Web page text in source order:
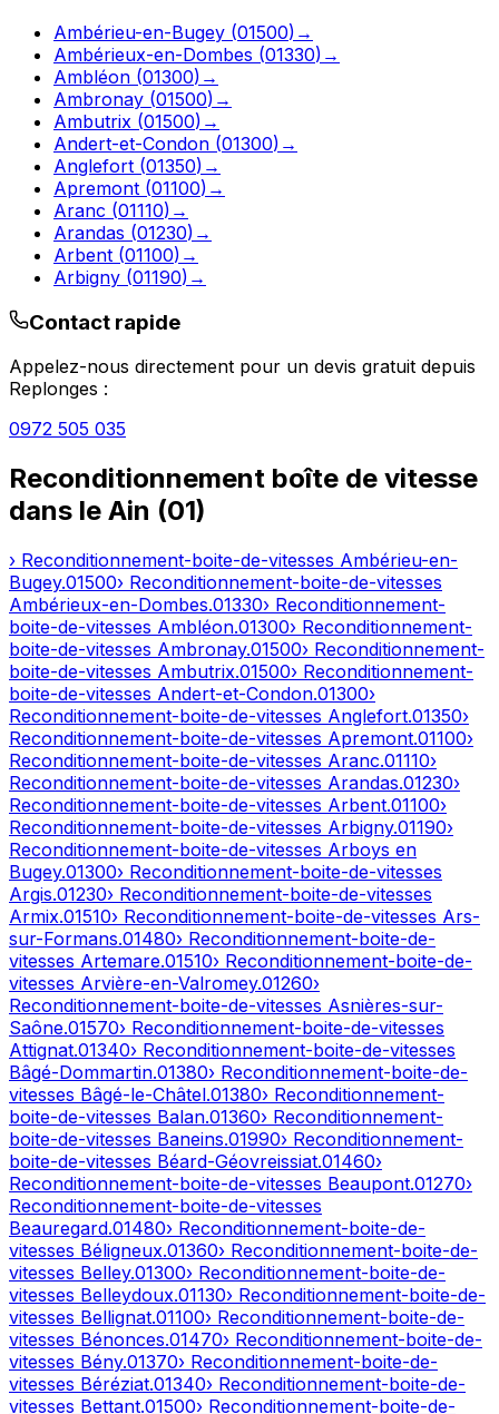
Ambérieu-en-Bugey (01500) →
Ambérieux-en-Dombes (01330) →
Ambléon (01300) →
Ambronay (01500) →
Ambutrix (01500) →
Andert-et-Condon (01300) →
Anglefort (01350) →
Apremont (01100) →
Aranc (01110) →
Arandas (01230) →
Arbent (01100) →
Arbigny (01190) →
Contact rapide
Appelez-nous directement pour un devis gratuit depuis
Replonges :
0972 505 035
Reconditionnement boîte de vitesse
dans le Ain (01)
› Reconditionnement-boite-de-vitesses Ambérieu-en-
Bugey.01500› Reconditionnement-boite-de-vitesses
Ambérieux-en-Dombes.01330› Reconditionnement-
boite-de-vitesses Ambléon.01300› Reconditionnement-
boite-de-vitesses Ambronay.01500› Reconditionnement-
boite-de-vitesses Ambutrix.01500› Reconditionnement-
boite-de-vitesses Andert-et-Condon.01300›
Reconditionnement-boite-de-vitesses Anglefort.01350›
Reconditionnement-boite-de-vitesses Apremont.01100›
Reconditionnement-boite-de-vitesses Aranc.01110›
Reconditionnement-boite-de-vitesses Arandas.01230›
Reconditionnement-boite-de-vitesses Arbent.01100›
Reconditionnement-boite-de-vitesses Arbigny.01190›
Reconditionnement-boite-de-vitesses Arboys en
Bugey.01300› Reconditionnement-boite-de-vitesses
Argis.01230› Reconditionnement-boite-de-vitesses
Armix.01510› Reconditionnement-boite-de-vitesses Ars-
sur-Formans.01480› Reconditionnement-boite-de-
vitesses Artemare.01510› Reconditionnement-boite-de-
vitesses Arvière-en-Valromey.01260›
Reconditionnement-boite-de-vitesses Asnières-sur-
Saône.01570› Reconditionnement-boite-de-vitesses
Attignat.01340› Reconditionnement-boite-de-vitesses
Bâgé-Dommartin.01380› Reconditionnement-boite-de-
vitesses Bâgé-le-Châtel.01380› Reconditionnement-
boite-de-vitesses Balan.01360› Reconditionnement-
boite-de-vitesses Baneins.01990› Reconditionnement-
boite-de-vitesses Béard-Géovreissiat.01460›
Reconditionnement-boite-de-vitesses Beaupont.01270›
Reconditionnement-boite-de-vitesses
Beauregard.01480› Reconditionnement-boite-de-
vitesses Béligneux.01360› Reconditionnement-boite-de-
vitesses Belley.01300› Reconditionnement-boite-de-
vitesses Belleydoux.01130› Reconditionnement-boite-de-
vitesses Bellignat.01100› Reconditionnement-boite-de-
vitesses Bénonces.01470› Reconditionnement-boite-de-
vitesses Bény.01370› Reconditionnement-boite-de-
vitesses Béréziat.01340› Reconditionnement-boite-de-
vitesses Bettant.01500› Reconditionnement-boite-de-